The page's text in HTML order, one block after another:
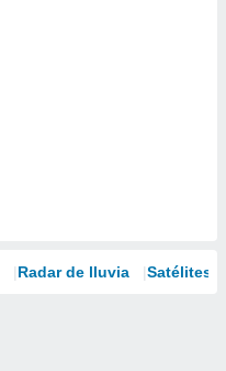
Radar de lluvia Satélites